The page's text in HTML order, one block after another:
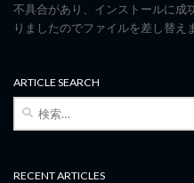
不具合があり、インストールに成
りましたのでファイルを差し替え
ARTICLE SEARCH
RECENT ARTICLES